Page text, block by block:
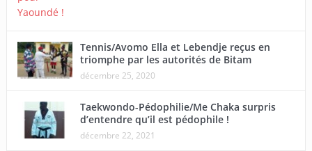
Tennis/Avomo Ella et Lebendje reçus en
triomphe par les autorités de Bitam
décembre 25, 2020
Taekwondo-Pédophilie/Me Chaka surpris
d’entendre qu’il est pédophile !
décembre 22, 2021